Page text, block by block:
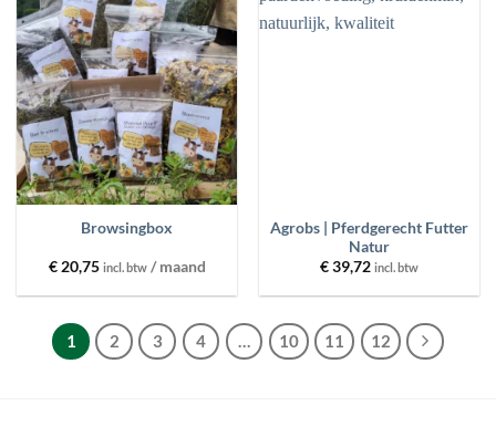
Toevoegen
aan
wenslijst
Browsingbox
€20,75 incl. btw / maand
Agrobs | Pferdgerecht Futter
Natur
€39,72 incl. btw
1 2 3 4 … 10 11 12